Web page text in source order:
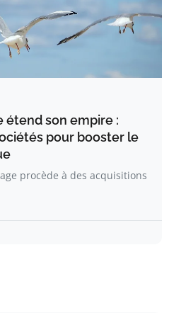
étend son empire :
pour booster le
procède à des acquisitions